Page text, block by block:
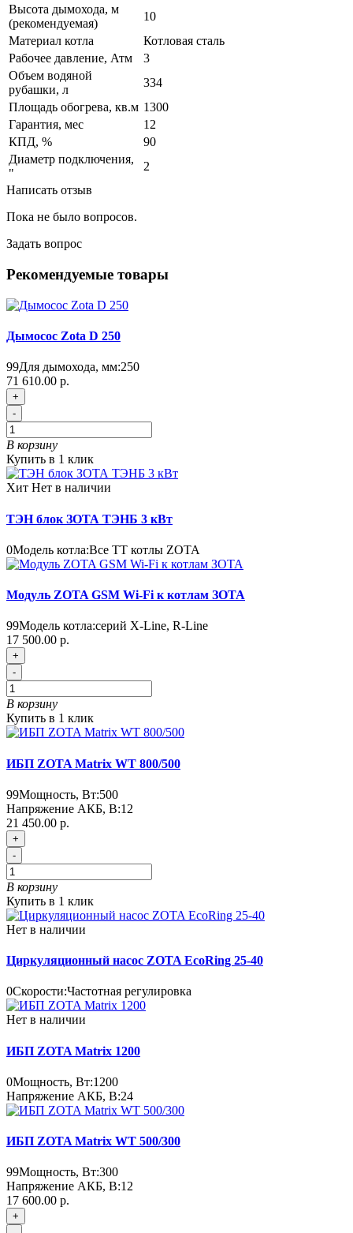
Высота дымохода, м
(рекомендуемая)
10
Материал котла
Котловая сталь
Рабочее давление, Атм
3
Объем водяной
рубашки, л
334
Площадь обогрева, кв.м 1300
Гарантия, мес
12
КПД, %
90
Диаметр подключения,
"
2
Написать отзыв
Пока не было вопросов.
Задать вопрос
Рекомендуемые товары
Дымосос Zota D 250
99Для дымохода, мм:250
71 610.00 р.
+
-
В корзину
Купить в 1 клик
Хит Нет в наличии
ТЭН блок ЗОТА ТЭНБ 3 кВт
0Модель котла:Все ТТ котлы ZOTA
Модуль ZOTA GSM Wi-Fi к котлам ЗОТА
99Модель котла:серий X-Line, R-Line
17 500.00 р.
+
-
В корзину
Купить в 1 клик
ИБП ZOTA Matrix WT 800/500
99Мощность, Вт:500
Напряжение АКБ, В:12
21 450.00 р.
+
-
В корзину
Купить в 1 клик
Нет в наличии
Циркуляционный насос ZOTA EcoRing 25-40
0Скорости:Частотная регулировка
Нет в наличии
ИБП ZOTA Matrix 1200
0Мощность, Вт:1200
Напряжение АКБ, В:24
ИБП ZOTA Matrix WT 500/300
99Мощность, Вт:300
Напряжение АКБ, В:12
17 600.00 р.
+